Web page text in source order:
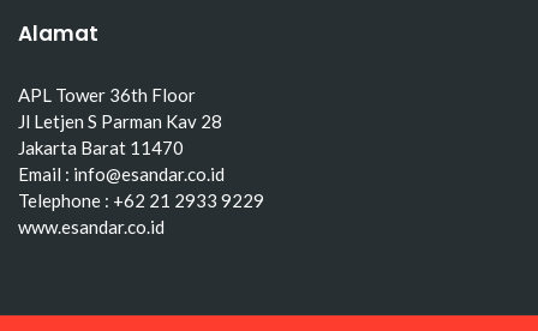
Alamat
APL Tower 36th Floor
Jl Letjen S Parman Kav 28
Jakarta Barat 11470
Email : info@esandar.co.id
Telephone : +62 21 2933 9229
www.esandar.co.id